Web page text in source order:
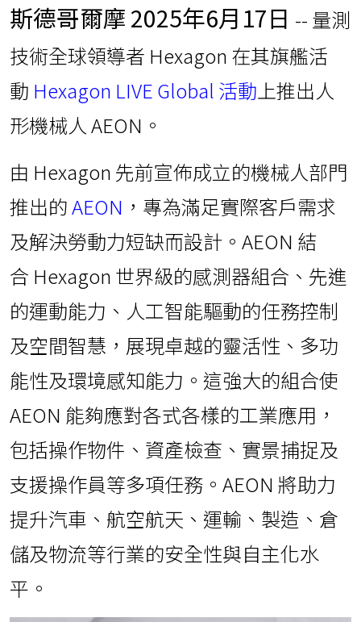
斯德哥爾摩2025年6月17日 -- 量測
技術全球領導者 Hexagon 在其旗艦活
動 Hexagon LIVE Global 活動上推出人
形機械人 AEON。
由 Hexagon 先前宣佈成立的機械人部門
推出的AEON ，專為滿足實際客戶需求
及解決勞動力短缺而設計。AEON 結
合 Hexagon 世界級的感測器組合、先進
的運動能力、人工智能驅動的任務控制
及空間智慧，展現卓越的靈活性、多功
能性及環境感知能力。這強大的組合使
AEON 能夠應對各式各樣的工業應用，
包括操作物件、資產檢查、實景捕捉及
支援操作員等多項任務。AEON 將助力
提升汽車、航空航天、運輸、製造、倉
儲及物流等行業的安全性與自主化水
平。